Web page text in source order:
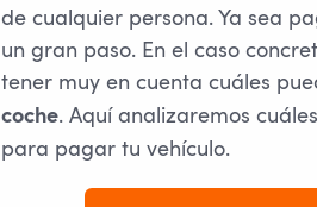
de cualquier persona. Ya sea
un gran paso. En el caso
tener muy en cuenta cuáles
coche. Aquí analizaremos
para pagar tu vehículo.